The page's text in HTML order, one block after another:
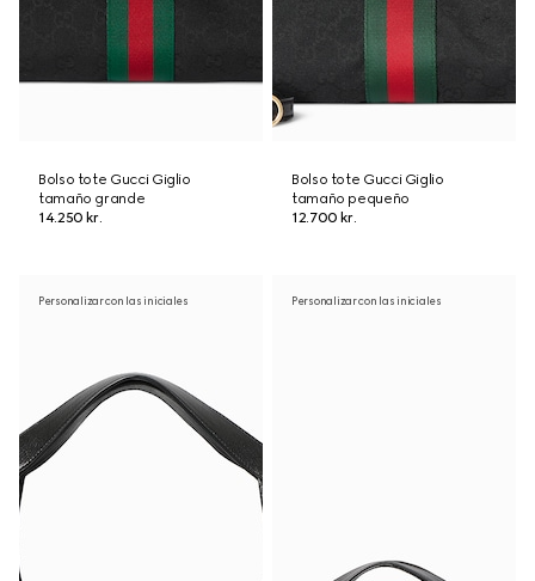
Bolso tote Gucci Giglio
tamaño grande
14.250 kr.
Bolso tote Gucci Giglio
tamaño pequeño
12.700 kr.
Personalizar con las iniciales Personalizar con las iniciales